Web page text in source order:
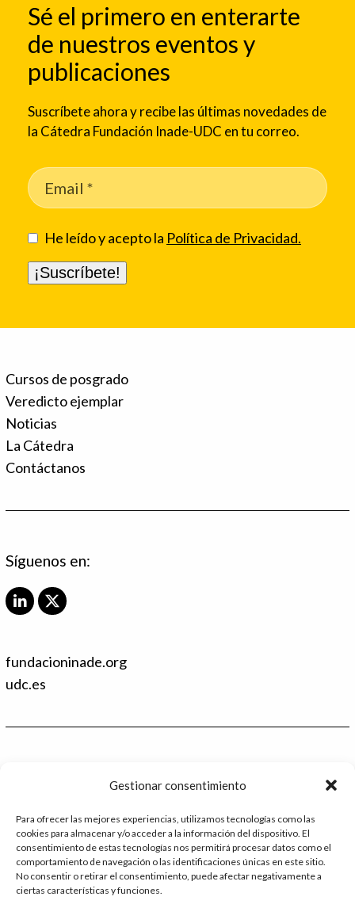
Gestionar consentimiento
Para ofrecer las mejores experiencias, utilizamos tecnologías como las
cookies para almacenar y/o acceder a la información del dispositivo. El
consentimiento de estas tecnologías nos permitirá procesar datos como el
comportamiento de navegación o las identificaciones únicas en este sitio.
No consentir o retirar el consentimiento, puede afectar negativamente a
ciertas características y funciones.
Sé el primero en enterarte
de nuestros eventos y
publicaciones
Suscríbete ahora y recibe las últimas novedades de
la Cátedra Fundación Inade-UDC en tu correo.
He leído y acepto la Política de Privacidad.
Cursos de posgrado
Veredicto ejemplar
Noticias
La Cátedra
Contáctanos
Síguenos en:
L
e
d
X
t
fundacioninade.org
udc.es
986 48 52 28 - Ext.2
administracion@catedrafundacioninade.org
Universidade da Coruña - Facultad de Derecho
Campus Elviña s/n